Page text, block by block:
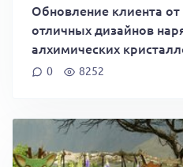
Обновление клиента от
отличных дизайнов
алхимических
0 8252